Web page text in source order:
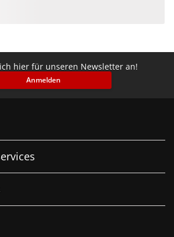
hier für unseren Newsletter an!
Anmelden